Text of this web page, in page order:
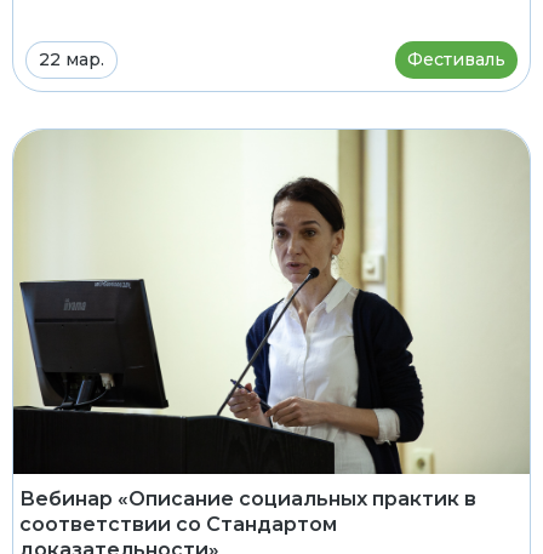
22 мар. Фестиваль
Вебинар «Описание социальных практик в
соответствии со Стандартом